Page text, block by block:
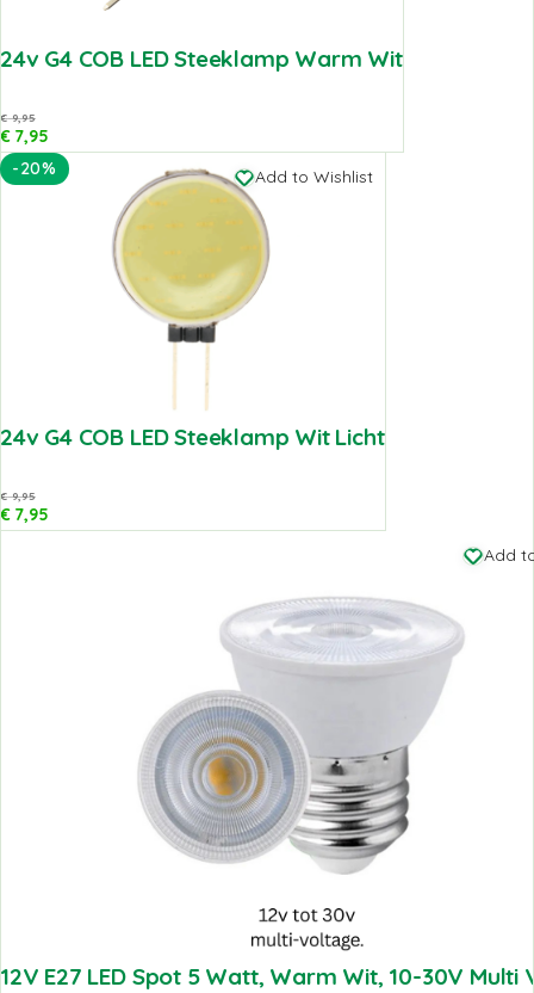
24v G4 COB LED Steeklamp Warm Wit
€9,95
€7,95
-20%
Add to Wishlist
24v G4 COB LED Steeklamp Wit Licht
€9,95
€7,95
Add
12V E27 LED Spot 5 Watt, Warm Wit, 10-30V Multi